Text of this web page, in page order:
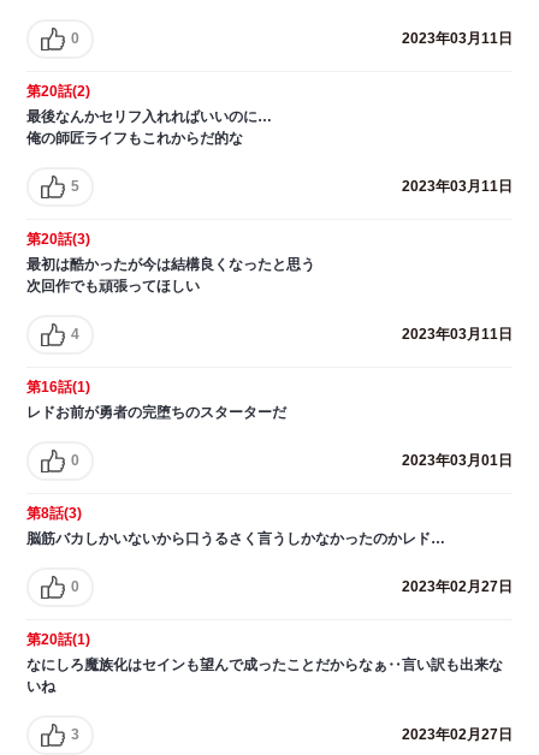
0 2023年03月11日
第20話(2)
最後なんかセリフ入れればいいのに…
俺の師匠ライフもこれからだ的な
5 2023年03月11日
第20話(3)
最初は酷かったが今は結構良くなったと思う
次回作でも頑張ってほしい
4 2023年03月11日
第16話(1)
レドお前が勇者の完堕ちのスターターだ
0 2023年03月01日
第8話(3)
脳筋バカしかいないから口うるさく言うしかなかったのかレド…
0 2023年02月27日
第20話(1)
なにしろ魔族化はセインも望んで成ったことだからなぁ‥言い訳も出来な
いね
3 2023年02月27日